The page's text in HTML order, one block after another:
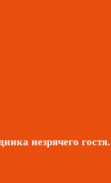
незрячего гостя.